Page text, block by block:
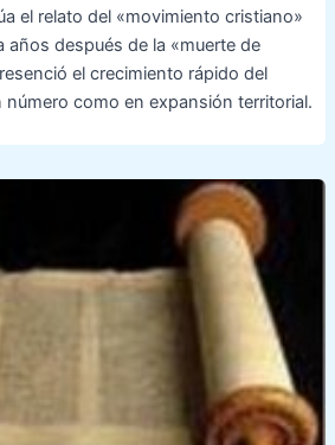
el relato del «movimiento cristiano»
años después de la «muerte de
el crecimiento rápido del
como en expansión territorial.